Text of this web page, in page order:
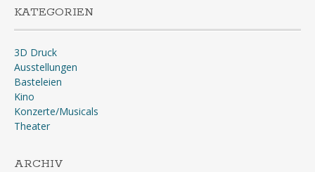
KATEGORIEN
3D Druck
Ausstellungen
Basteleien
Kino
Konzerte/Musicals
Theater
ARCHIV